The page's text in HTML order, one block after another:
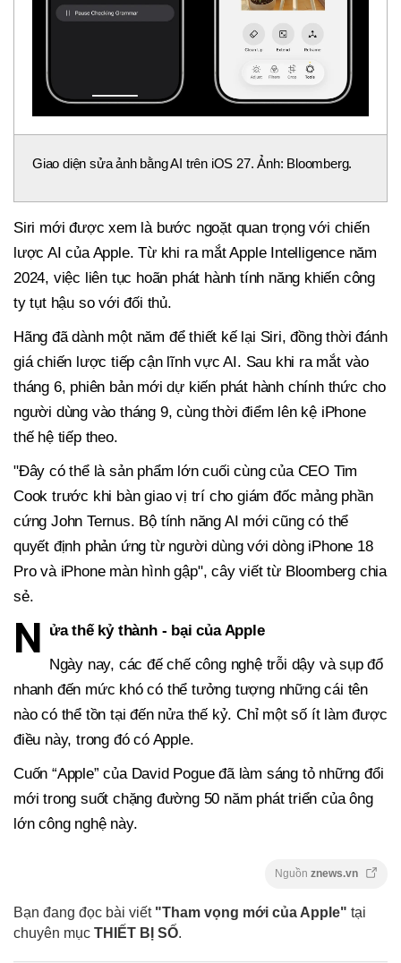
Giao diện sửa ảnh bằng AI trên iOS 27. Ảnh: Bloomberg.
Siri mới được xem là bước ngoặt quan trọng với chiến
lược AI của Apple. Từ khi ra mắt Apple Intelligence năm
2024, việc liên tục hoãn phát hành tính năng khiến công
ty tụt hậu so với đối thủ.
Hãng đã dành một năm để thiết kế lại Siri, đồng thời đánh
giá chiến lược tiếp cận lĩnh vực AI. Sau khi ra mắt vào
tháng 6, phiên bản mới dự kiến phát hành chính thức cho
người dùng vào tháng 9, cùng thời điểm lên kệ iPhone
thế hệ tiếp theo.
"Đây có thể là sản phẩm lớn cuối cùng của CEO Tim
Cook trước khi bàn giao vị trí cho giám đốc mảng phần
cứng John Ternus. Bộ tính năng AI mới cũng có thể
quyết định phản ứng từ người dùng với dòng iPhone 18
Pro và iPhone màn hình gập", cây viết từ Bloomberg chia
sẻ.
N ửa thế kỷ thành - bại của Apple
Ngày nay, các đế chế công nghệ trỗi dậy và sụp đổ
nhanh đến mức khó có thể tưởng tượng những cái tên
nào có thể tồn tại đến nửa thế kỷ. Chỉ một số ít làm được
điều này, trong đó có Apple.
Cuốn “Apple” của David Pogue đã làm sáng tỏ những đổi
mới trong suốt chặng đường 50 năm phát triển của ông
lớn công nghệ này.
Nguồn znews.vn
Bạn đang đọc bài viết "Tham vọng mới của Apple" tại
chuyên mục THIẾT BỊ SỐ.